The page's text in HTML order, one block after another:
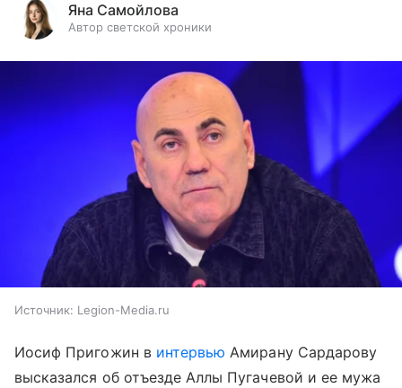
Яна Самойлова
Автор светской хроники
Источник: Legion-Media.ru
Иосиф Пригожин в интервью Амирану Сардарову
высказался об отъезде Аллы Пугачевой и ее мужа